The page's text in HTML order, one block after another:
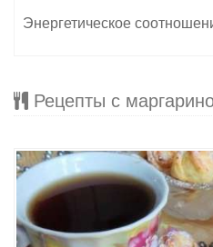
Энергетическое
Рецепты с